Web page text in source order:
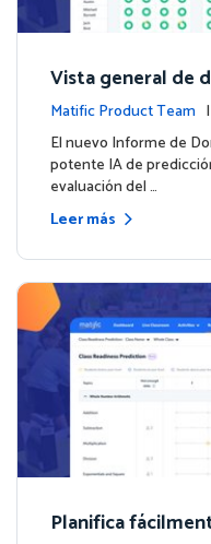
Vista general de
estudiantes con
nio del Estudiante
Matific Product Team
de la plataforma
El nuevo Informe de
potente IA de
evaluación del …
Leer más
Planifica